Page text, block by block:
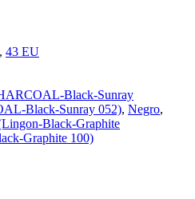
, 43 EU
Black-Sunray
Black-Sunray 052), Negro,
Black-Graphite
Graphite 100)